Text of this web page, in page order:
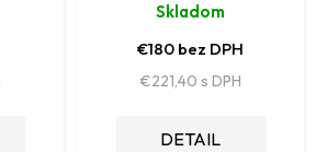
Skladom
€180 bez DPH
€221,40
DETAIL